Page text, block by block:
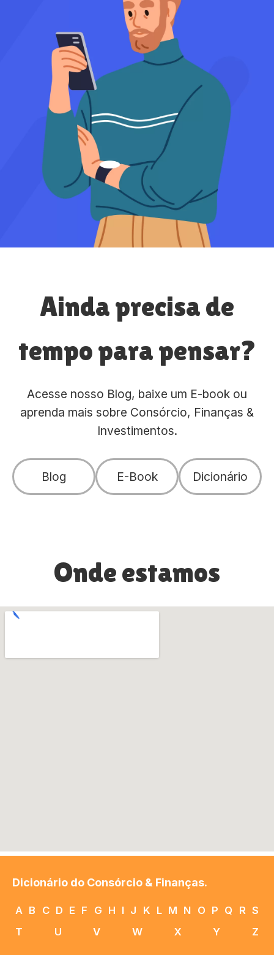
Ainda precisa de
tempo para pensar?
Acesse nosso Blog, baixe um E-book ou
aprenda mais sobre Consórcio, Finanças &
Investimentos.
Blog E-Book Dicionário
Onde estamos
Dicionário do Consórcio & Finanças.
A B C D E F G H I J K L M N O P Q R S
T
U V W X Y Z